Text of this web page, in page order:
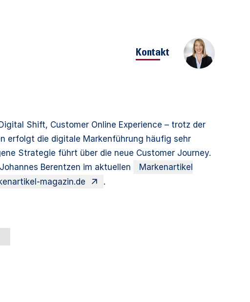
Shift, Customer Online Experience – trotz der
erfolgt die digitale Markenführung häufig sehr
Strategie führt über die neue Customer Journey.
Berentzen im aktuellen
Markenartikel
magazin.de
.
Kontakt